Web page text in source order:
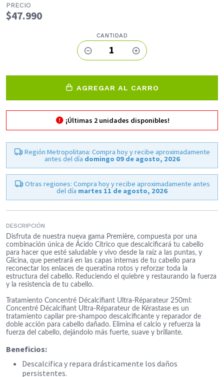
PRECIO
$47.990
CANTIDAD
1
AGREGAR AL CARRO
¡Últimas 2unidades disponibles!
Región Metropolitana: Compra hoy y recibe aproximadamente
antes del día domingo 09 de agosto, 2026
Otras regiones: Compra hoy y recibe aproximadamente antes
del día martes 11 de agosto, 2026
DESCRIPCIÓN
Disfruta de nuestra nueva gama Première, compuesta por una
combinación única de Ácido Cítrico que descalcificará tu cabello
para hacer que esté saludable y vivo desde la raíz a las puntas, y
Glicina, que penetrará en las capas internas de tu cabello para
reconectar los enlaces de queratina rotos y reforzar toda la
estructura del cabello. Reduciendo el quiebre y restaurando la fuerza
y la resistencia de tu cabello.
Tratamiento Concentré Décalcifiant Ultra-Réparateur 250ml:
Concentré Décalcifiant Ultra-Réparateur de Kérastase es un
tratamiento capilar pre-shampoo descalcificante y reparador de
doble acción para cabello dañado. Elimina el calcio y refuerza la
fuerza del cabello, dejándolo más fuerte, suave y brillante.
Beneficios:
Descalcifica y repara drásticamente los daños
persistentes.​